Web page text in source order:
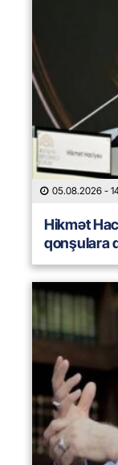
05.08.2026 -
Hikmət
qonşulara